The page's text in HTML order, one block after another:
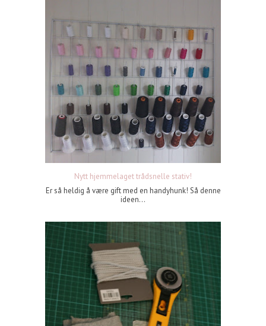
Nytt hjemmelaget trådsnelle stativ!
Er så heldig å være gift med en handyhunk! Så denne
ideen...